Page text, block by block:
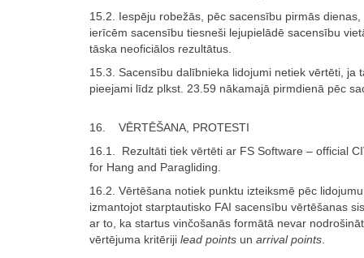
15.2. Iespēju robežās, pēc sacensību pirmās dienas,
ierīcēm sacensību tiesneši lejupielādē sacensību
tāska neoficiālos rezultātus.
15.3. Sacensību dalībnieka lidojumi netiek vērtēti, ja
pieejami līdz plkst. 23.59 nākamajā pirmdienā pēc
16. VĒRTĒŠANA, PROTESTI
16.1. Rezultāti tiek vērtēti ar FS Software – official
for Hang and Paragliding.
16.2. Vērtēšana notiek punktu izteiksmē pēc
izmantojot starptautisko FAI sacensību vērtēšanas
ar to, ka startus vinčošanās formātā nevar
vērtējuma kritēriji lead points un arrival points